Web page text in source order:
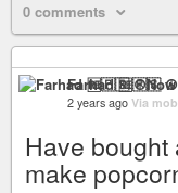
0 comments
Farhad 🆓🇵🇸
2 years ago Via
Have bought
make